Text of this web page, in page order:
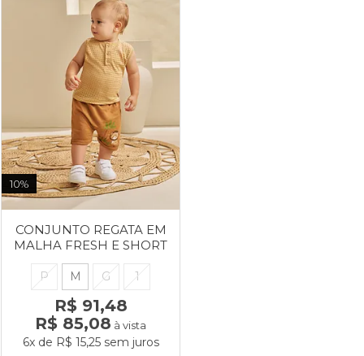
10%
CONJUNTO REGATA EM
MALHA FRESH E SHORT
EM MOLETINHO
P M G 1
R$ 91,48
R$ 85,08 à vista
6xde R$ 15,25sem juros